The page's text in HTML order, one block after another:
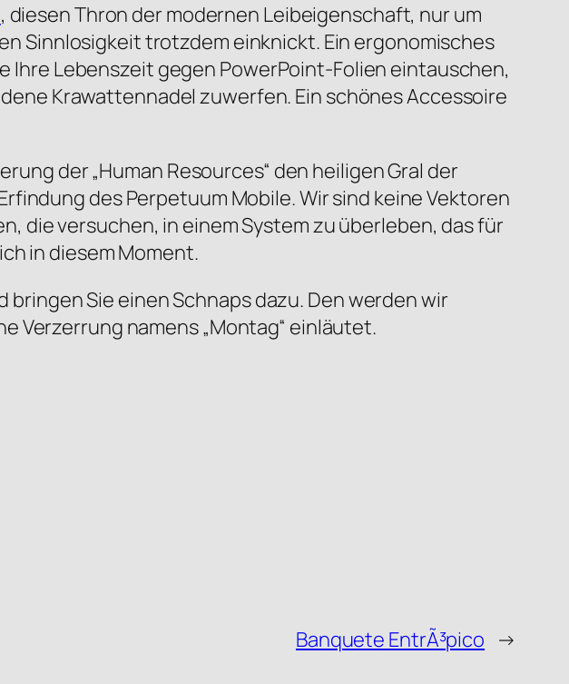
, diesen Thron der modernen Leibeigenschaft, nur um
Sinnlosigkeit trotzdem einknickt. Ein ergonomisches
Ihre Lebenszeit gegen PowerPoint-Folien eintauschen,
Krawattennadel zuwerfen. Ein schönes Accessoire
der „Human Resources“ den heiligen Gral der
des Perpetuum Mobile. Wir sind keine Vektoren
die versuchen, in einem System zu überleben, das für
in diesem Moment.
Sie einen Schnaps dazu. Den werden wir
Verzerrung namens „Montag“ einläutet.
Banquete EntrÃ³pico →